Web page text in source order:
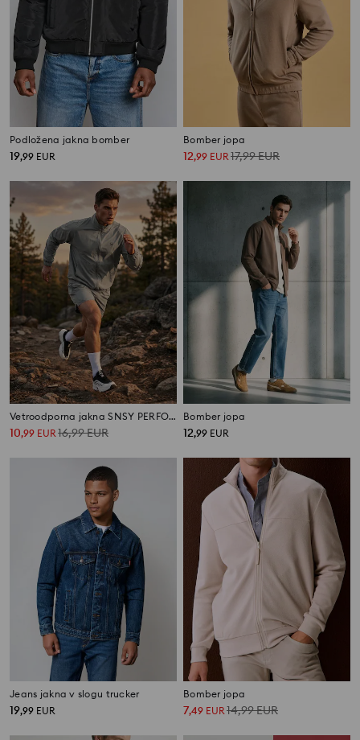
Podložena jakna bomber
19,99 EUR
Bomber jopa
12,99 EUR 17,99EUR
Vetroodporna jakna SNSY PERFORMANCE
10,99 EUR16,99EUR
Bomber jopa
12,99 EUR
Jeans jakna v slogu trucker
19,99 EUR
Bomber jopa
7,49 EUR14,99EUR